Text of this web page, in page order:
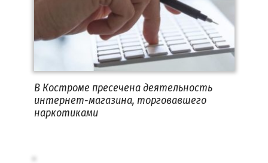
В Костроме пресечена деятельность
интернет-магазина, торговавшего
наркотиками